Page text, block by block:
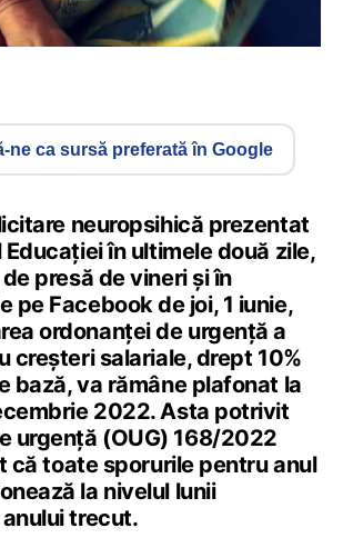
ne ca sursă preferată în Google
neuropsihică prezentat
în ultimele două zile,
presă de vineri și în
pe Facebook de joi, 1 iunie,
ordonanței de urgență a
creșteri salariale, drept 10%
bază, va rămâne plafonat la
2022. Asta potrivit
urgență (OUG) 168/2022
că toate sporurile pentru anul
la nivelul lunii
trecut.